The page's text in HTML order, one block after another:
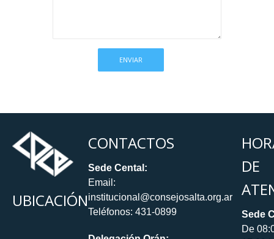
UBICACIÓN
CONTACTOS
Sede Cental:
Email:
institucional@consejosalta.org.ar
Teléfonos: 431-0899
DE
Sede
De